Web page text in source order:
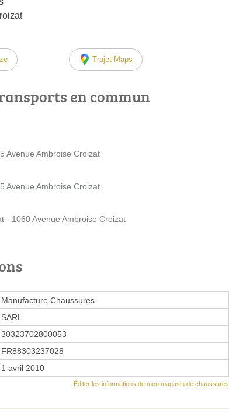
Trajet Maps
en commun
Avenue Ambroise Croizat
Avenue Ambroise Croizat
- 1060 Avenue Ambroise Croizat
Manufacture Chaussures
SARL
30323702800053
FR88303237028
1 avril 2010
Éditer les informations de mon magasin de chaussures